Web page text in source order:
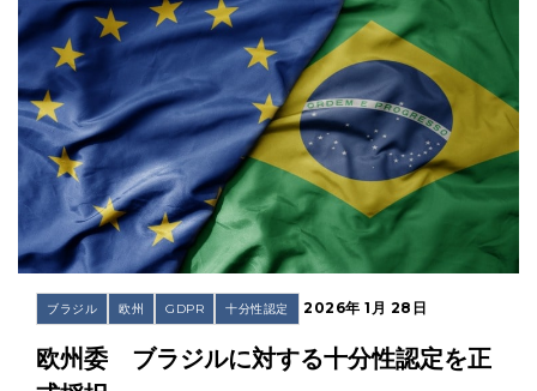
ブラジル 欧州 GDPR 十分性認定 2026年 1月 28日
欧州委 ブラジルに対する十分性認定を正